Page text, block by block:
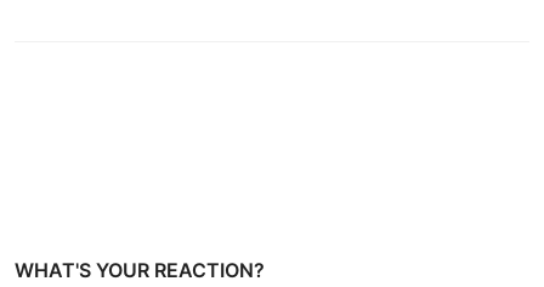
WHAT'S YOUR REACTION?